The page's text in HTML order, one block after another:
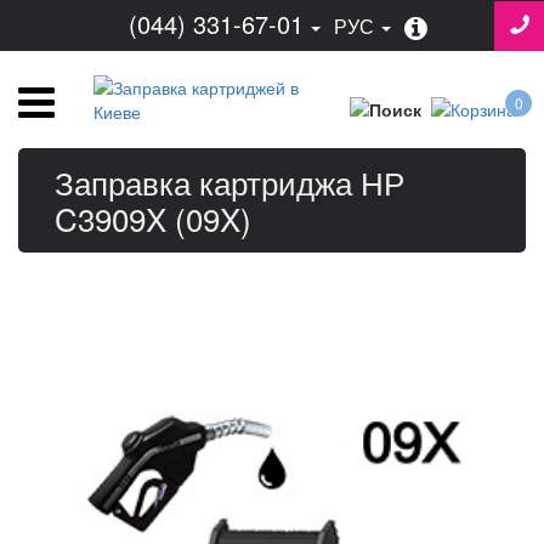
(044) 331-67-01 РУС
0
Заправка картриджа НР
C3909X (09X)